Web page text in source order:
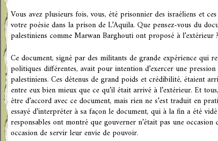
Vous avez plusieurs fois, vous, été prisonnier des israéliens et
votre poésie dans la prison de L’Aquila. Que pensez-vous du
palestiniens comme Marwan Barghouti ont proposé à l’extérieur
Ce document, signé par des militants de grande expérience qui
politiques différentes, avait pour intention d’exercer une
palestiniens. Ces détenus de grand poids et crédibilité, étaient
entre eux bien mieux que ce qu’il était arrivé à l’extérieur. Et
être d’accord avec ce document, mais rien ne s’est traduit en
essayé d’interpréter à sa façon le document, qui à la fin a été
responsables ont montré que gouverner n’était pas une
occasion de servir leur envie de pouvoir.